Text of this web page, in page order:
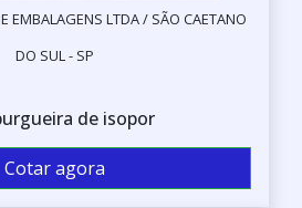
EMBALAGENS LTDA / SÃO CAETANO
DO SUL - SP
de isopor
Cotar agora